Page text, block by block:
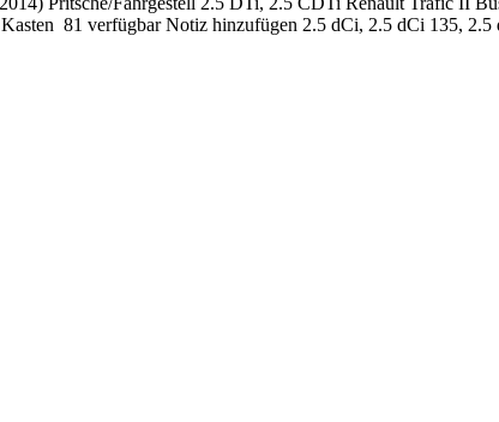
81 verfügbar Notiz hinzufügen 2.5 dCi, 2.5 dCi 135,